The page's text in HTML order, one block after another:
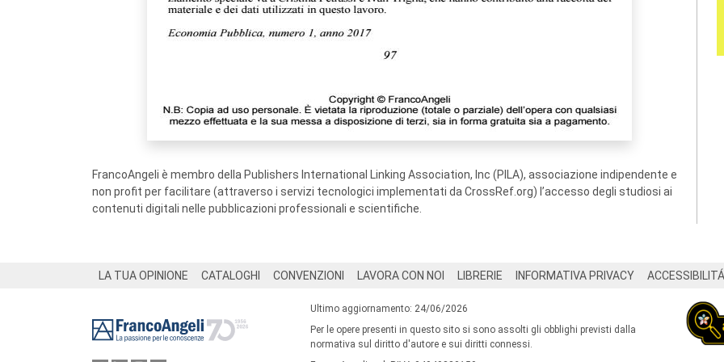
FrancoAngeli è membro della Publishers International Linking Association, Inc (PILA), associazione indipendente e
non profit per facilitare (attraverso i servizi tecnologici implementati da CrossRef.org) l’accesso degli studiosi ai
contenuti digitali nelle pubblicazioni professionali e scientifiche.
LA TUA OPINIONE CATALOGHI CONVENZIONI LAVORA CON NOI LIBRERIE INFORMATIVA PRIVACY ACCESSIBILITÁ
Ultimo aggiornamento: 24/06/2026
Per le opere presenti in questo sito si sono assolti gli obblighi previsti dalla
normativa sul diritto d'autore e sui diritti connessi.